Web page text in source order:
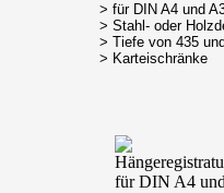
> für DIN A4 und
> Stahl- oder
> Tiefe von 435
> Karteischränke